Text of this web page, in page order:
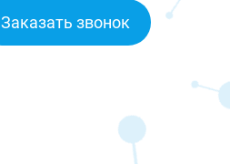
Заказать звонок